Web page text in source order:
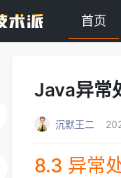
首页
Java异常
沉默王二
8.3 异常